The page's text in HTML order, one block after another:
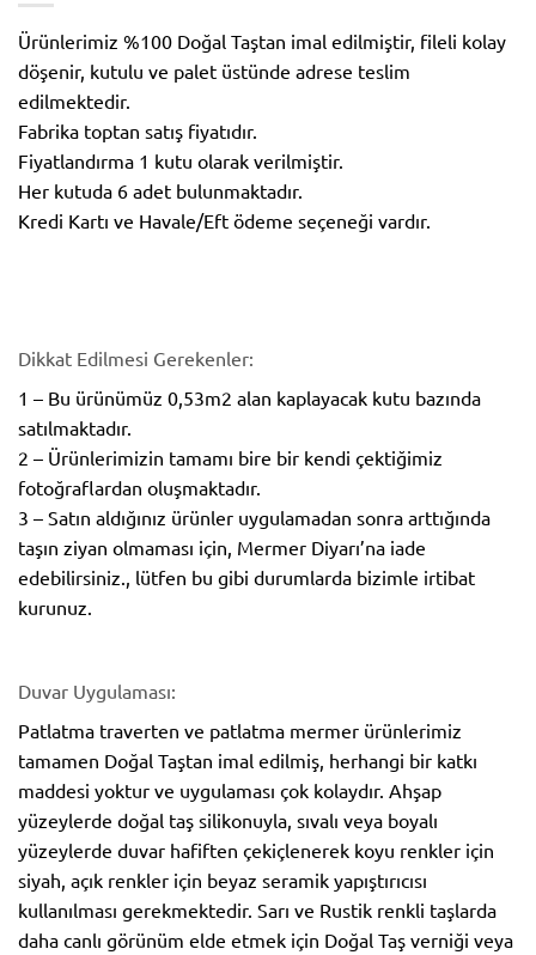
Ürünlerimiz %100 Doğal Taştan imal edilmiştir, fileli kolay
döşenir, kutulu ve palet üstünde adrese teslim
edilmektedir.
Fabrika toptan satış fiyatıdır.
Fiyatlandırma 1 kutu olarak verilmiştir.
Her kutuda 6 adet bulunmaktadır.
Kredi Kartı ve Havale/Eft ödeme seçeneği vardır.
Dikkat Edilmesi Gerekenler:
1 – Bu ürünümüz 0,53m2 alan kaplayacak kutu bazında
satılmaktadır.
2 – Ürünlerimizin tamamı bire bir kendi çektiğimiz
fotoğraflardan oluşmaktadır.
3 – Satın aldığınız ürünler uygulamadan sonra arttığında
taşın ziyan olmaması için, Mermer Diyarı’na iade
edebilirsiniz., lütfen bu gibi durumlarda bizimle irtibat
kurunuz.
Duvar Uygulaması:
Patlatma traverten ve patlatma mermer ürünlerimiz
tamamen Doğal Taştan imal edilmiş, herhangi bir katkı
maddesi yoktur ve uygulaması çok kolaydır. Ahşap
yüzeylerde doğal taş silikonuyla, sıvalı veya boyalı
yüzeylerde duvar hafiften çekiçlenerek koyu renkler için
siyah, açık renkler için beyaz seramik yapıştırıcısı
kullanılması gerekmektedir. Sarı ve Rustik renkli taşlarda
daha canlı görünüm elde etmek için Doğal Taş verniği veya